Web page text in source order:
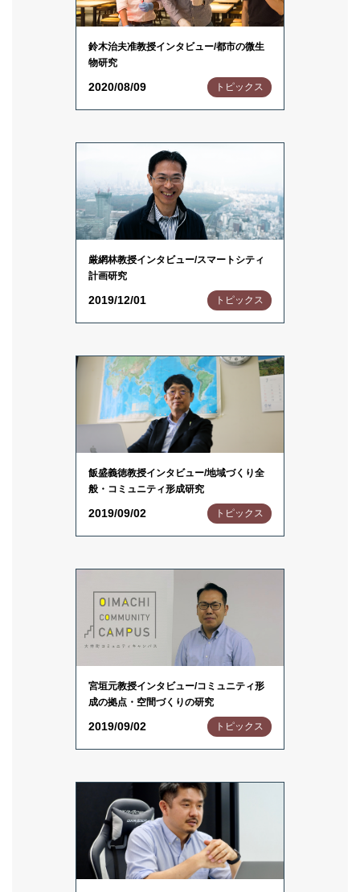
鈴木治夫准教授インタビュー/都市の微生
物研究
2020/08/09 トピックス
厳網林教授インタビュー/スマートシティ
計画研究
2019/12/01 トピックス
飯盛義徳教授インタビュー/地域づくり全
般・コミュニティ形成研究
2019/09/02 トピックス
宮垣元教授インタビュー/コミュニティ形
成の拠点・空間づくりの研究
2019/09/02 トピックス